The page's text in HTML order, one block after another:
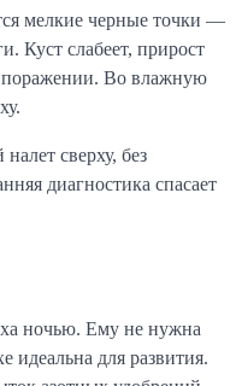
мелкие черные точки —
Куст слабеет, прирост
поражении. Во влажную
сверху, без
диагностика спасает
ночью. Ему не нужна
идеальна для развития.